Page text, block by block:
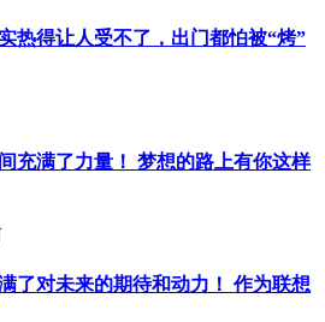
热得让人受不了，出门都怕被“烤”
充满了力量！ 梦想的路上有你这样
了对未来的期待和动力！ 作为联想